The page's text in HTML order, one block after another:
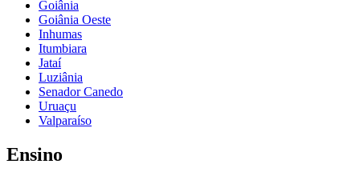
Goiânia
Goiânia Oeste
Inhumas
Itumbiara
Jataí
Luziânia
Senador Canedo
Uruaçu
Valparaíso
Ensino